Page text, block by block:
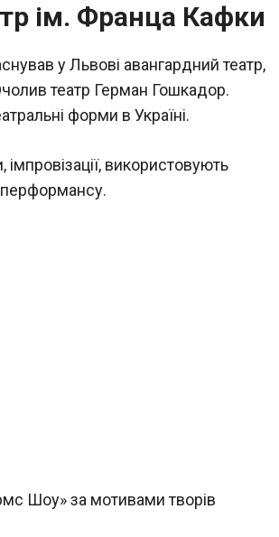
ім. Франца Кафки
у Львові авангардний театр,
театр Герман Гошкадор.
форми в Україні.
використовують
перформансу.
Шоу» за мотивами творів